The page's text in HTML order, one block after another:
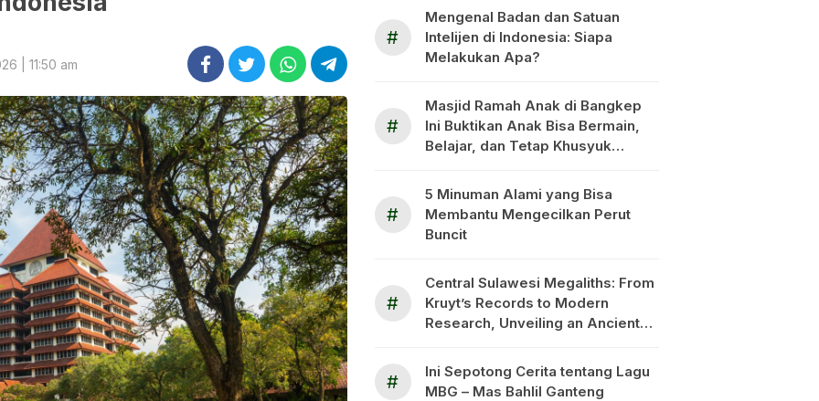
| 11:50 am
#
Mengenal Badan dan Satuan
Intelijen di Indonesia: Siapa
Melakukan Apa?
#
Masjid Ramah Anak di Bangkep
Ini Buktikan Anak Bisa Bermain,
Belajar, dan Tetap Khusyuk
#
5 Minuman Alami yang Bisa
Membantu Mengecilkan Perut
Buncit
#
Central Sulawesi Megaliths: From
Kruyt’s Records to Modern
Research, Unveiling an Ancient
Sulawesi
#
Ini Sepotong Cerita tentang Lagu
MBG – Mas Bahlil Ganteng